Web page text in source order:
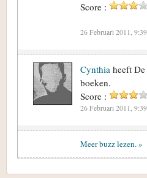
Score :
26 Februari 2011,
Cynthia heeft
boeken.
Score :
26 Februari 2011,
Meer buzz lezen. »